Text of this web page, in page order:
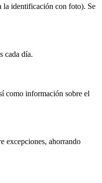
la identificación con foto). Se
cada día.
como información sobre el
excepciones, ahorrando